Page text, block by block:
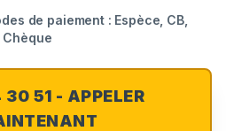
de paiement : Espèce, CB,
Chèque
51 - APPELER